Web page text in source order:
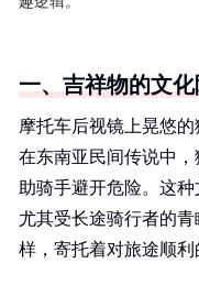
一、吉祥物的文
摩托车后视镜上晃悠
在东南亚民间传说中
助骑手避开危险。这
尤其受长途骑行者的
样，寄托着对旅途顺利